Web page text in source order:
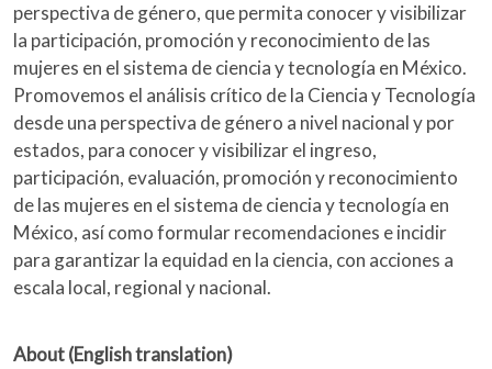
perspectiva de género, que permita conocer y visibilizar
la participación, promoción y reconocimiento de las
mujeres en el sistema de ciencia y tecnología en México.
Promovemos el análisis crítico de la Ciencia y Tecnología
desde una perspectiva de género a nivel nacional y por
estados, para conocer y visibilizar el ingreso,
participación, evaluación, promoción y reconocimiento
de las mujeres en el sistema de ciencia y tecnología en
México, así como formular recomendaciones e incidir
para garantizar la equidad en la ciencia, con acciones a
escala local, regional y nacional.
About (English translation)